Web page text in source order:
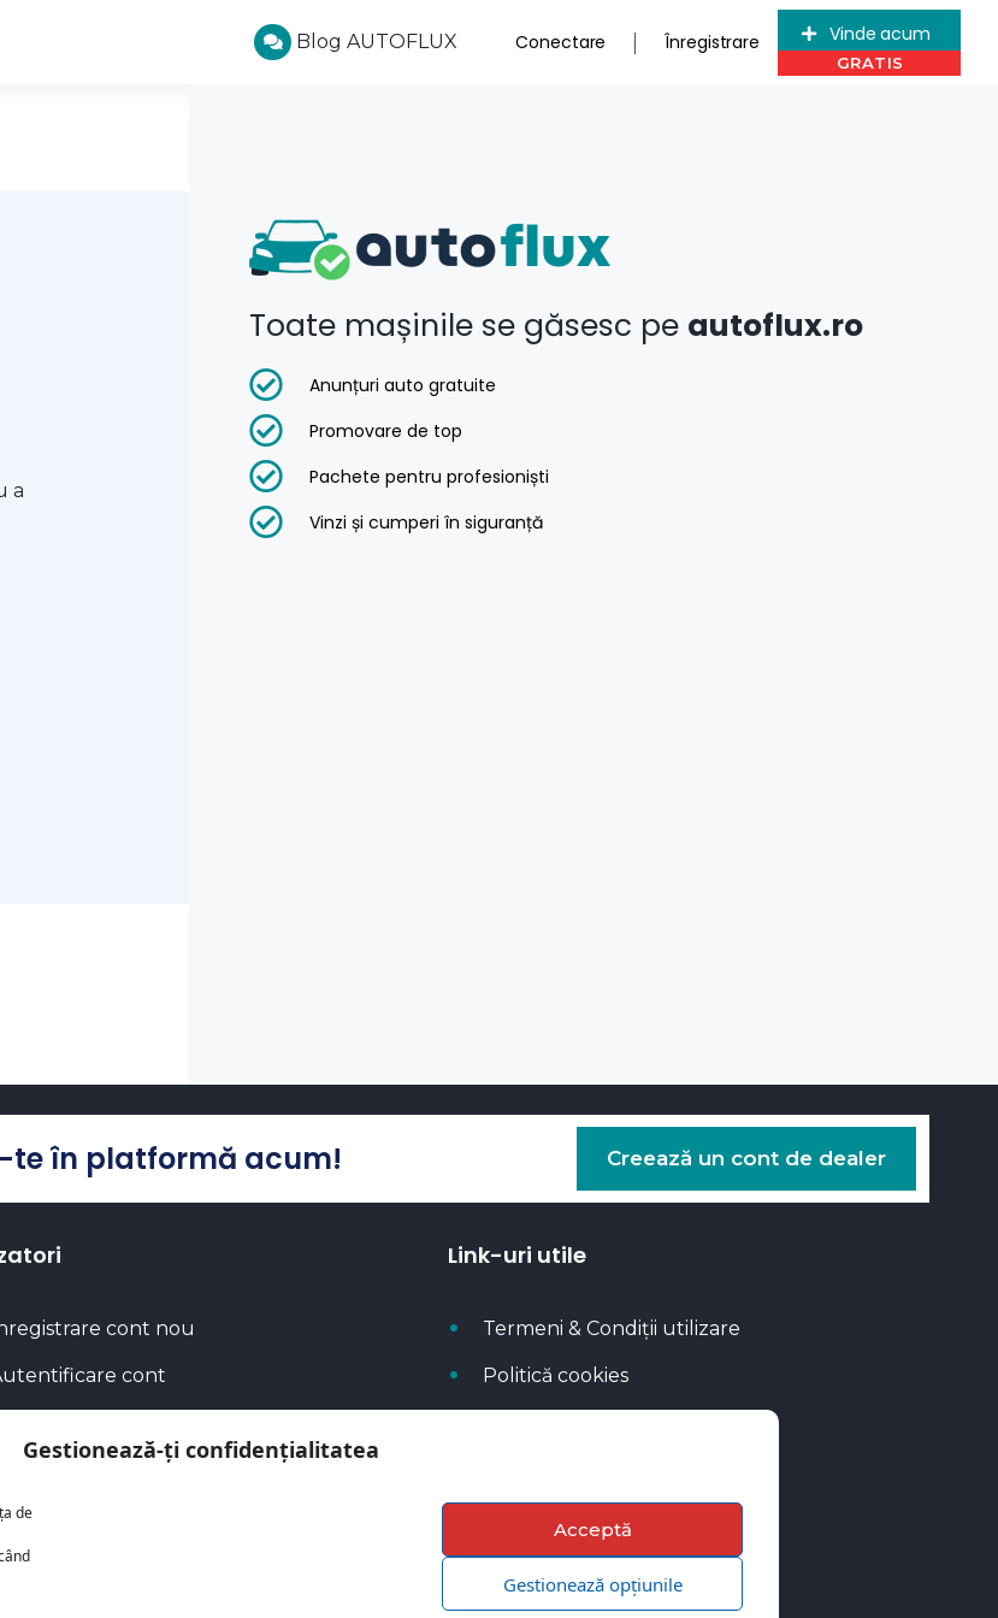
Gestionează-ți confidențialitatea
de
Acceptă
Gestionează opțiunile
Blog AUTOFLUX Conectare Înregistrare Vinde acum
a
Toate mașinile se găsesc pe autoflux.ro
Anunțuri auto gratuite
Promovare de top
Pachete pentru profesioniști
Vinzi și cumperi în siguranță
te în platformă acum! Creează un cont de dealer
cont nou
cont
Link-uri utile
Termeni & Condiții utilizare
Politică cookies